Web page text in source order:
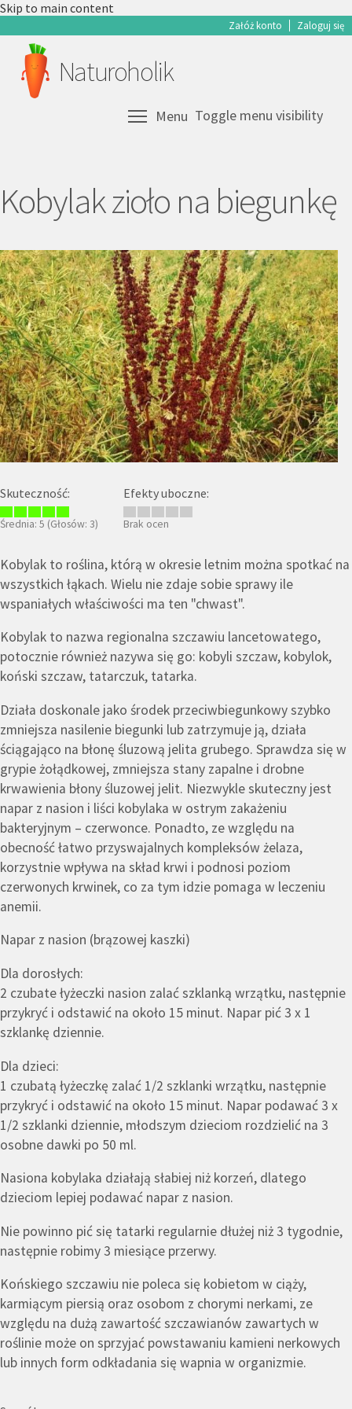
Skip to main content
Załóż konto Zaloguj się
Naturoholik
Menu Toggle menu visibility
Kobylak zioło na biegunkę
Skuteczność:
Średnia: 5 (Głosów: 3)
Efekty uboczne:
Brak ocen
Kobylak to roślina, którą w okresie letnim można spotkać na
wszystkich łąkach. Wielu nie zdaje sobie sprawy ile
wspaniałych właściwości ma ten "chwast".
Kobylak to nazwa regionalna szczawiu lancetowatego,
potocznie również nazywa się go: kobyli szczaw, kobylok,
koński szczaw, tatarczuk, tatarka.
Działa doskonale jako środek przeciwbiegunkowy szybko
zmniejsza nasilenie biegunki lub zatrzymuje ją, działa
ściągająco na błonę śluzową jelita grubego. Sprawdza się w
grypie żołądkowej, zmniejsza stany zapalne i drobne
krwawienia błony śluzowej jelit. Niezwykle skuteczny jest
napar z nasion i liści kobylaka w ostrym zakażeniu
bakteryjnym – czerwonce. Ponadto, ze względu na
obecność łatwo przyswajalnych kompleksów żelaza,
korzystnie wpływa na skład krwi i podnosi poziom
czerwonych krwinek, co za tym idzie pomaga w leczeniu
anemii.
Napar z nasion (brązowej kaszki)
Dla dorosłych:
2 czubate łyżeczki nasion zalać szklanką wrzątku, następnie
przykryć i odstawić na około 15 minut. Napar pić 3 x 1
szklankę dziennie.
Dla dzieci:
1 czubatą łyżeczkę zalać 1/2 szklanki wrzątku, następnie
przykryć i odstawić na około 15 minut. Napar podawać 3 x
1/2 szklanki dziennie, młodszym dzieciom rozdzielić na 3
osobne dawki po 50 ml.
Nasiona kobylaka działają słabiej niż korzeń, dlatego
dzieciom lepiej podawać napar z nasion.
Nie powinno pić się tatarki regularnie dłużej niż 3 tygodnie,
następnie robimy 3 miesiące przerwy.
Końskiego szczawiu nie poleca się kobietom w ciąży,
karmiącym piersią oraz osobom z chorymi nerkami, ze
względu na dużą zawartość szczawianów zawartych w
roślinie może on sprzyjać powstawaniu kamieni nerkowych
lub innych form odkładania się wapnia w organizmie.